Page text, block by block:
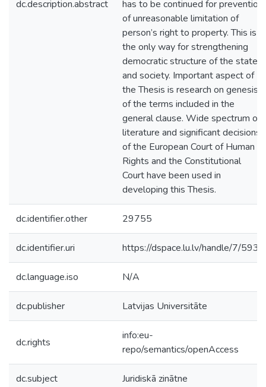
dc.description.abstract
has to be continued for prevention
of unreasonable limitation of
person’s right to property. This is
the only way for strengthening
democratic structure of the state
and society. Important aspect of
the Thesis is research on genesis
of the terms included in the
general clause. Wide spectrum of
literature and significant decisions
of the European Court of Human
Rights and the Constitutional
Court have been used in
developing this Thesis.
dc.identifier.other 29755
dc.identifier.uri https://dspace.lu.lv/handle/7/5936
dc.language.iso N/A
dc.publisher Latvijas Universitāte
dc.rights
info:eu-
repo/semantics/openAccess
dc.subject Juridiskā zinātne